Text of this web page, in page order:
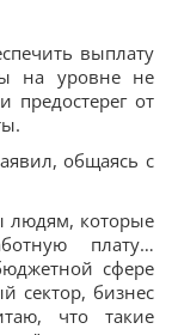
выплату
на уровне не
от
общаясь с
людям, которые
плату…
сфере
сектор, бизнес
что такие